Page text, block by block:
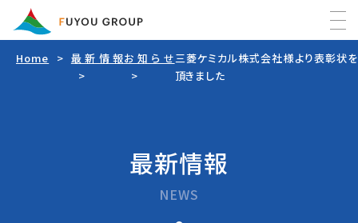
Home
FUYOUグループについて
Home 最新情報お知らせ三菱ケミカル株式会社様より表彰状を
頂きました
最新情報
NEWS